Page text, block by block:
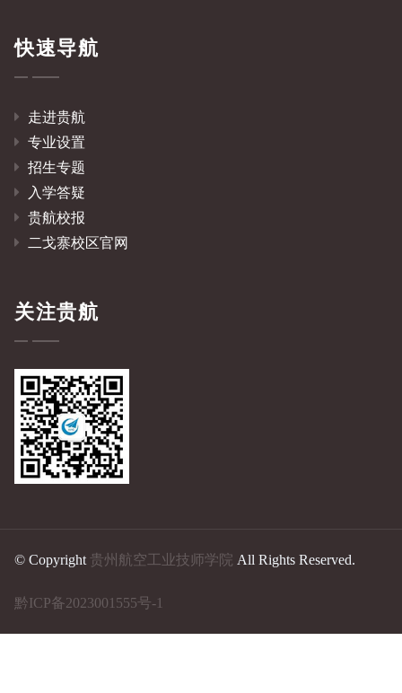
快速导航
走进贵航
专业设置
招生专题
入学答疑
贵航校报
二戈寨校区官网
关注贵航
© Copyright 贵州航空工业技师学院 All Rights Reserved.
黔ICP备2023001555号-1